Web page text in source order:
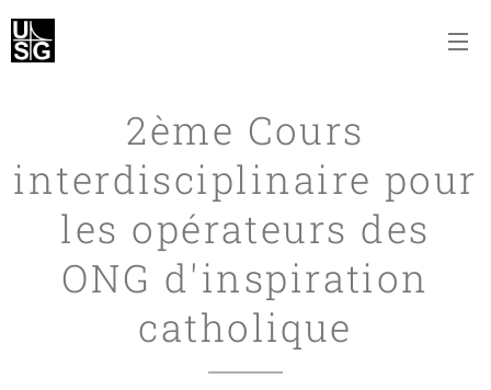
2ème Cours
interdisciplinaire pour
les opérateurs des
ONG d'inspiration
catholique